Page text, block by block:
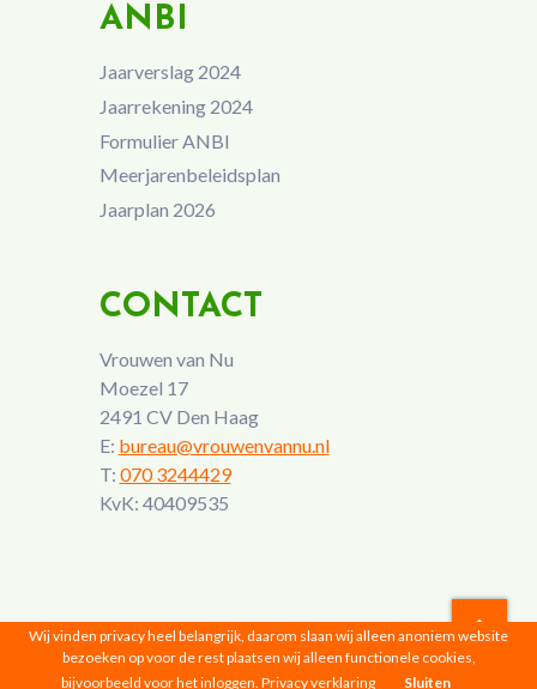
ANBI
Jaarverslag 2024
Jaarrekening 2024
Formulier ANBI
Meerjarenbeleidsplan
Jaarplan 2026
CONTACT
Vrouwen van Nu
Moezel 17
2491 CV Den Haag
E: bureau@vrouwenvannu.nl
T: 070 3244429
KvK: 40409535
Vrouwen van Nu © 2026 |Privacyverklaring
Wij vinden privacy heel belangrijk, daarom slaan wij alleen anoniem website
bezoeken op voor de rest plaatsen wij alleen functionele cookies,
bijvoorbeeld voor het inloggen. Privacy verklaring Sluiten